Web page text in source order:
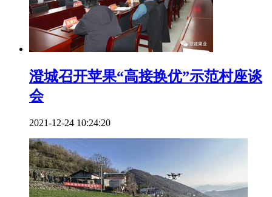
澄城召开苹果“高接换优”示范村座谈
会
2021-12-24 10:24:20